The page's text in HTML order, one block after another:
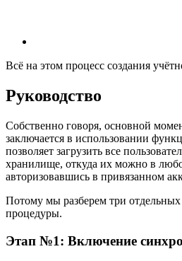
Всё на этом процесс создания
Руководство
Собственно говоря, основной
заключается в использовании
позволяет загрузить все
хранилище, откуда их можно в
авторизовавшись в привязанном
Потому мы разберем три отдельных
процедуры.
Этап №1: Включение